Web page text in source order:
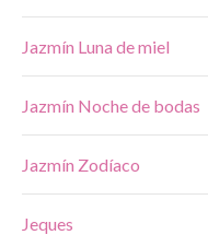
Jazmín Luna de miel
Jazmín Noche de bodas
Jazmín Zodíaco
Jeques